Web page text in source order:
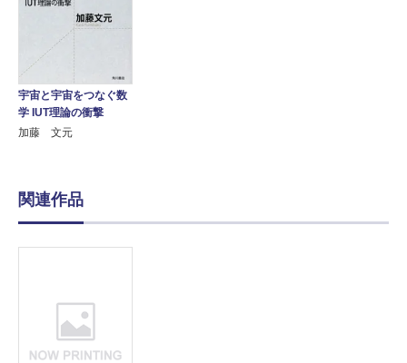
宇宙と宇宙をつなぐ数
学 IUT理論の衝撃
加藤 文元
関連作品